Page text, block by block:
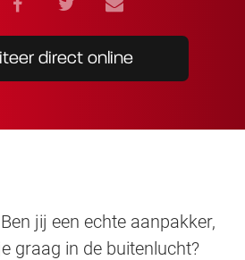
direct online
Ben jij een echte aanpakker,
graag in de buitenlucht?